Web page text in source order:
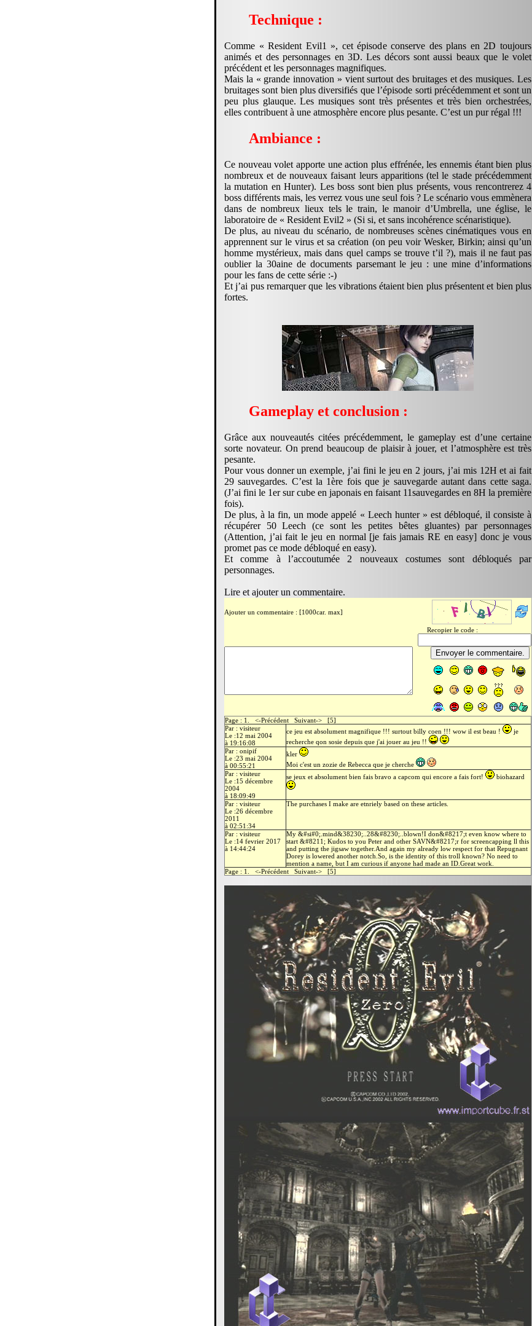
Technique :
Comme « Resident Evil1 », cet épisode conserve des plans en 2D toujours
animés et des personnages en 3D. Les décors sont aussi beaux que le volet
précédent et les personnages magnifiques.
Mais la « grande innovation » vient surtout des bruitages et des musiques. Les
bruitages sont bien plus diversifiés que l’épisode sorti précédemment et sont un
peu plus glauque. Les musiques sont très présentes et très bien orchestrées,
elles contribuent à une atmosphère encore plus pesante. C’est un pur régal !!!
Ambiance :
Ce nouveau volet apporte une action plus effrénée, les ennemis étant bien plus
nombreux et de nouveaux faisant leurs apparitions (tel le stade précédemment
la mutation en Hunter). Les boss sont bien plus présents, vous rencontrerez 4
boss différents mais, les verrez vous une seul fois ? Le scénario vous emmènera
dans de nombreux lieux tels le train, le manoir d’Umbrella, une église, le
laboratoire de « Resident Evil2 » (Si si, et sans incohérence scénaristique).
De plus, au niveau du scénario, de nombreuses scènes cinématiques vous en
apprennent sur le virus et sa création (on peu voir Wesker, Birkin; ainsi qu’un
homme mystérieux, mais dans quel camps se trouve t’il ?), mais il ne faut pas
oublier la 30aine de documents parsemant le jeu : une mine d’informations
pour les fans de cette série :-)
Et j’ai pus remarquer que les vibrations étaient bien plus présentent et bien plus
fortes.
Gameplay et conclusion :
Grâce aux nouveautés citées précédemment, le gameplay est d’une certaine
sorte novateur. On prend beaucoup de plaisir à jouer, et l’atmosphère est très
pesante.
Pour vous donner un exemple, j’ai fini le jeu en 2 jours, j’ai mis 12H et ai fait
29 sauvegardes. C’est la 1ère fois que je sauvegarde autant dans cette saga.
(J’ai fini le 1er sur cube en japonais en faisant 11sauvegardes en 8H la première
fois).
De plus, à la fin, un mode appelé « Leech hunter » est débloqué, il consiste à
récupérer 50 Leech (ce sont les petites bêtes gluantes) par personnages
(Attention, j’ai fait le jeu en normal [je fais jamais RE en easy] donc je vous
promet pas ce mode débloqué en easy).
Et comme à l’accoutumée 2 nouveaux costumes sont débloqués par
personnages.
Lire et ajouter un commentaire.
Ajouter un commentaire : [1000car. max]
Recopier le code :
Page : 1. <-Précédent Suivant-> [5]
Par : visiteur
Le :12 mai 2004
à 19:16:08
ce jeu est absolument magnifique !!! surtout billy coen !!! wow il est beau !
je
recherche qon sosie depuis que j'ai jouer au jeu !!
Par : onipif
Le :23 mai 2004
à 00:55:21
kler
Moi c'est un zozie de Rebecca que je cherche
Par : visiteur
Le :15 décembre
2004
à 18:09:49
se jeux et absolument bien fais bravo a capcom qui encore a fais fort! biohazard
Par : visiteur
Le :26 décembre
2011
à 02:51:34
The purchases I make are etnriely based on these articles.
Par : visiteur
Le :14 fevrier 2017
à 14:44:24
My &#si#0;.mind&38230;..28&#8230;..blown!I don&#8217;t even know where to
start &#8211; Kudos to you Peter and other SAVN&#8217;r for screencapping ll this
and putting the jigsaw together.And again my already low respect for that Repugnant
Dorey is lowered another notch.So, is the identity of this troll known? No need to
mention a name, but I am curious if anyone had made an ID.Great work.
Page : 1. <-Précédent Suivant-> [5]